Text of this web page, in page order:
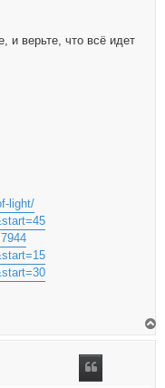
и верьте, что всё идет
light/